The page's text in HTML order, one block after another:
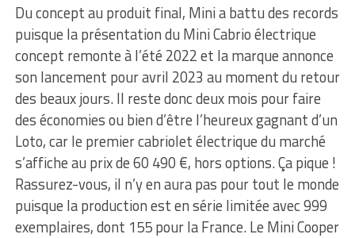
Du concept au produit final, Mini a battu des records
puisque la présentation du Mini Cabrio électrique
concept remonte à l’été 2022 et la marque annonce
son lancement pour avril 2023 au moment du retour
des beaux jours. Il reste donc deux mois pour faire
des économies ou bien d’être l’heureux gagnant d’un
Loto, car le premier cabriolet électrique du marché
s’affiche au prix de 60 490 €, hors options. Ça pique !
Rassurez-vous, il n’y en aura pas pour tout le monde
puisque la production est en série limitée avec 999
exemplaires, dont 155 pour la France. Le Mini Cooper